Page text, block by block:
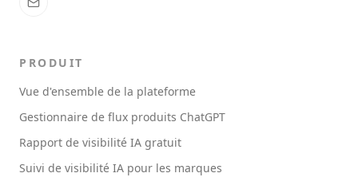
PRODUIT
Vue d'ensemble de la plateforme
Gestionnaire de flux produits ChatGPT
Rapport de visibilité IA gratuit
Suivi de visibilité IA pour les marques